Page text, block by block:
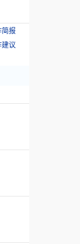
简报
建议